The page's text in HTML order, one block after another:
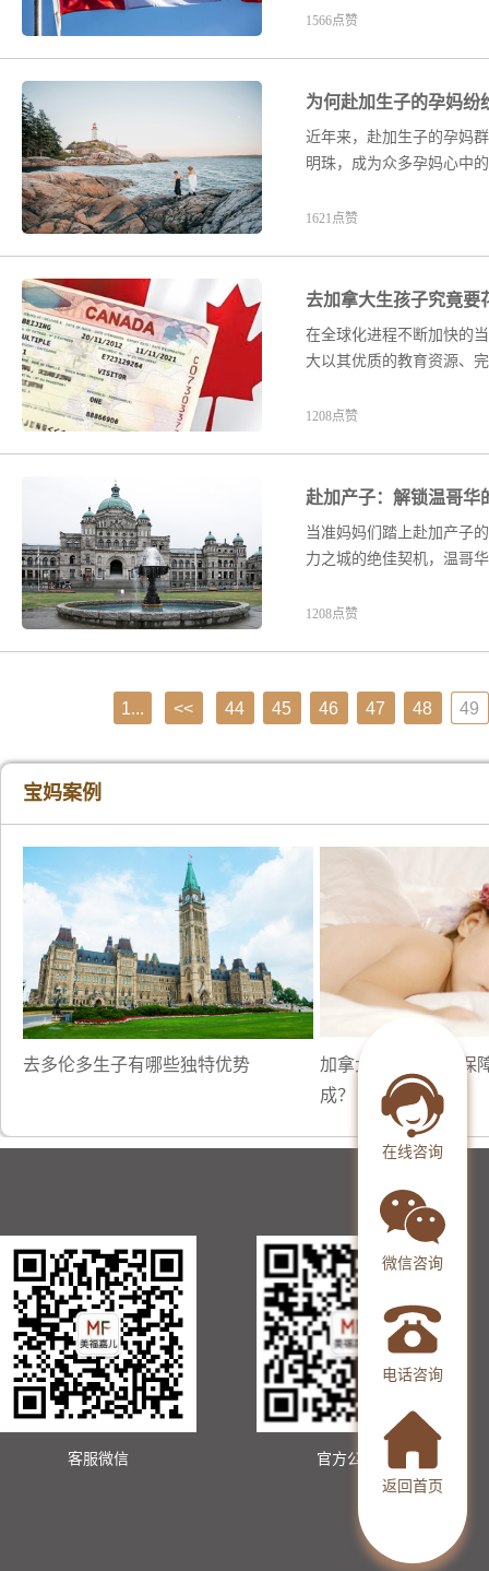
1566点赞
为何赴加生子的孕妈纷
近年来，赴加生子的孕妈
明珠，成为众多孕妈心中
1621点赞
去加拿大生孩子究竟要
在全球化进程不断加快的
大以其优质的教育资源、
1208点赞
赴加产子：解锁温哥华
当准妈妈们踏上赴加产子
力之城的绝佳契机，温哥
1208点赞
1... << 44 45 46 47 48 49
宝妈案例
去多伦多生子有哪些独特优势
加拿大生子，如何保
成？
在线咨询
微信咨询
电话咨询
返回首页
客服微信 官方公众号